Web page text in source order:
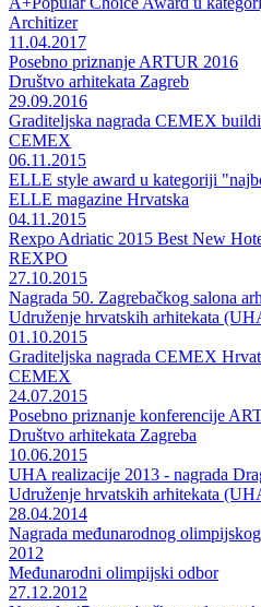
Architizer
11.04.2017
Posebno priznanje ARTUR 2016
Društvo arhitekata Zagreb
29.09.2016
Graditeljska nagrada CEMEX
CEMEX
06.11.2015
ELLE style award u kategoriji
ELLE magazine Hrvatska
04.11.2015
Rexpo Adriatic 2015 Best New
REXPO
27.10.2015
Nagrada 50. Zagrebačkog salona
Udruženje hrvatskih arhitekata
01.10.2015
Graditeljska nagrada CEMEX
CEMEX
24.07.2015
Posebno priznanje konferencije
Društvo arhitekata Zagreba
10.06.2015
UHA realizacije 2013 - nagrada
Udruženje hrvatskih arhitekata
28.04.2014
Nagrada međunarodnog
2012
Međunarodni olimpijski odbor
27.12.2012